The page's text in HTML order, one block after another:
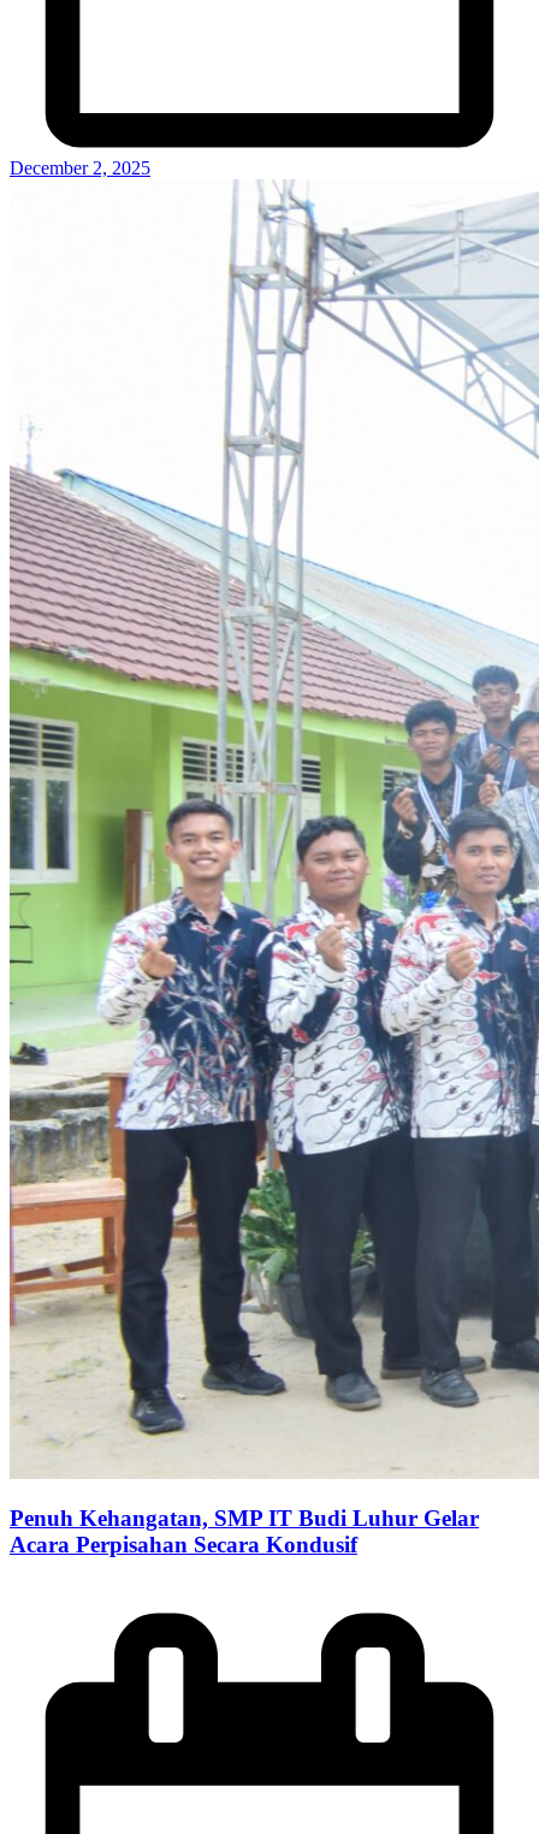
December 2, 2025
Penuh Kehangatan, SMP IT Budi Luhur Gelar
Acara Perpisahan Secara Kondusif